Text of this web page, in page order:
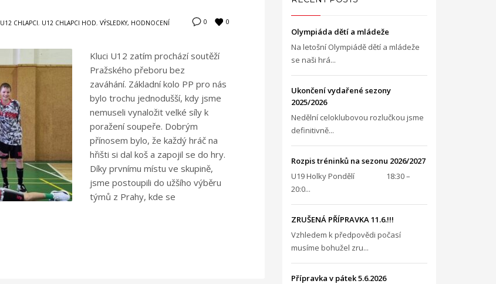
0 0
U12 CHLAPCI, U12 CHLAPCI HOD, VÝSLEDKY, HODNOCENÍ
Kluci U12 zatím prochází soutěží
Pražského přeboru bez
zaváhání. Základní kolo PP pro nás
bylo trochu jednodušší, kdy jsme
nemuseli vynaložit velké síly k
poražení soupeře. Dobrým
přínosem bylo, že každý hráč na
hřišti si dal koš a zapojil se do hry.
Díky prvnímu místu ve skupině,
jsme postoupili do užšího výběru
týmů z Prahy, kde se
Olympiáda dětí a mládeže
Na letošní Olympiádě dětí a mládeže
se naši hrá...
Ukončení vydařené sezony
2025/2026
Nedělní celoklubovou rozlučkou jsme
definitivně...
Rozpis tréninků na sezonu 2026/2027
U19 Holky Pondělí 18:30 –
20:0...
ZRUŠENÁ PŘÍPRAVKA 11.6.!!!
Vzhledem k předpovědi počasí
musíme bohužel zru...
Přípravka v pátek 5.6.2026